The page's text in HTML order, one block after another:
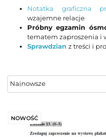
Notatka graficzna
wzajemne relacje
Próbny egzamin
tematem zaproszenia i
Sprawdzian z treści i
NOWOŚĆ